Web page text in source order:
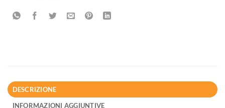
DESCRIZIONE
INFORMAZIONI AGGIUNTIVE